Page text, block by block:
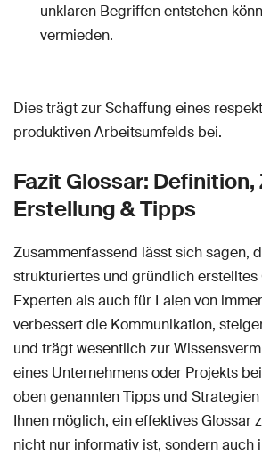
unklaren Begriffen entstehen
vermieden.
Dies trägt zur Schaffung eines
produktiven Arbeitsumfelds bei.
Fazit Glossar: Definition,
Erstellung & Tipps
Zusammenfassend lässt sich sagen,
strukturiertes und gründlich erstelltes
Experten als auch für Laien von
verbessert die Kommunikation,
und trägt wesentlich zur
eines Unternehmens oder Projekts
oben genannten Tipps und
Ihnen möglich, ein effektives Glossar
nicht nur informativ ist, sondern auch